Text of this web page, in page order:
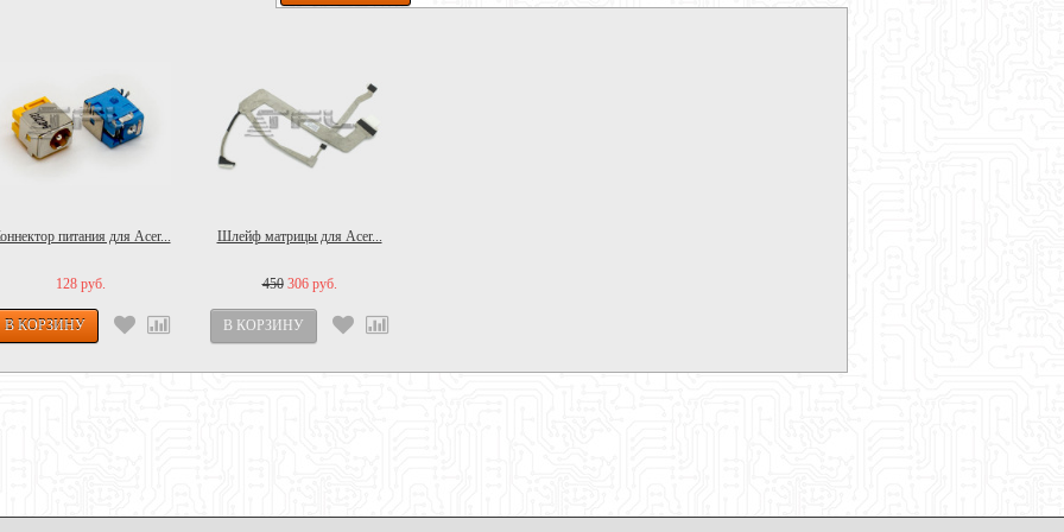
питания для Acer...
128 руб.
Шлейф матрицы для Acer...
450 306 руб.